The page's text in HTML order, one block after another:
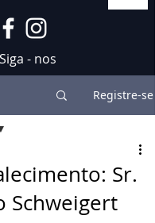
Siga - nos
Registre-se
Sr.
Schweigert